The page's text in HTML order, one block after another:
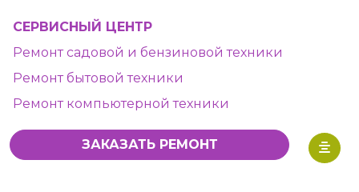
СЕРВИСНЫЙ ЦЕНТР
Ремонт садовой и бензиновой техники
Ремонт бытовой техники
Ремонт компьютерной техники
ЗАКАЗАТЬ РЕМОНТ